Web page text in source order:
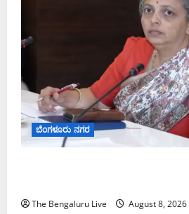
ಬೆಂಗಳೂರು ನಗರ
The Bengaluru Live August 8, 2026